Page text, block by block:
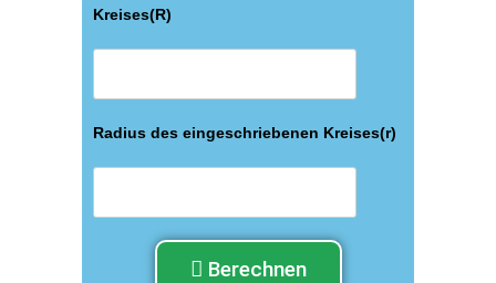
Kreises(R)
Radius des eingeschriebenen Kreises(r)
Berechnen